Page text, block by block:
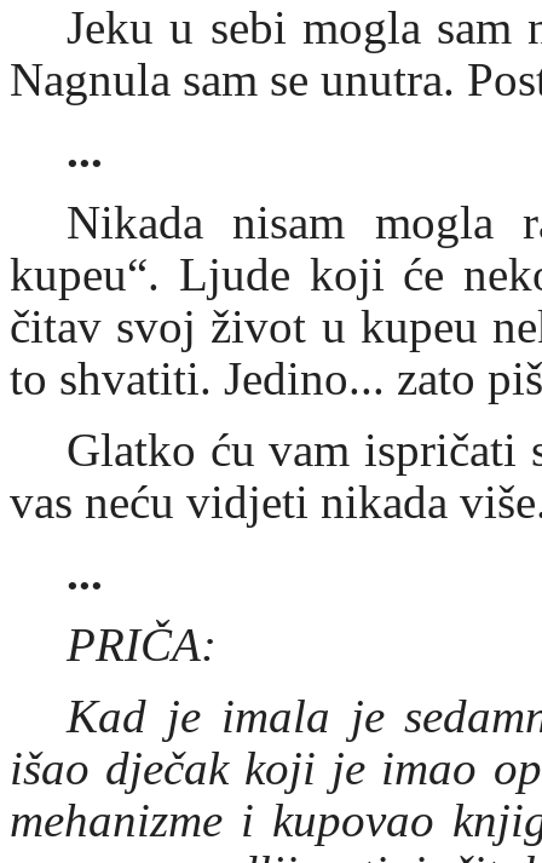
Jeku u sebi mogla sam
Nagnula sam se unutra.
...
Nikada nisam mogla
kupeu“. Ljude koji će
čitav svoj život u kupeu
to shvatiti. Jedino... zato
Glatko ću vam ispričati
vas neću vidjeti nikada
...
PRIČA:
Kad je imala je
išao dječak koji je imao
mehanizme i kupovao